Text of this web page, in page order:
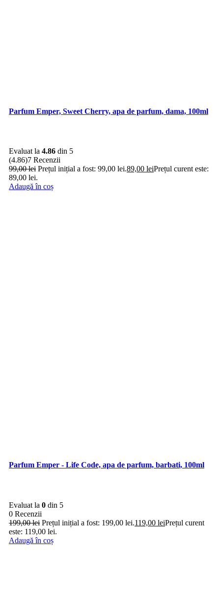
Parfum Emper, Sweet Cherry, apa de parfum, dama, 100ml
Evaluat la 4.86 din 5
(4.86)7 Recenzii
99,00lei Prețul inițial a fost: 99,00 lei.89,00 leiPrețul curent este:
89,00 lei.
Adaugă în coș
Parfum Emper - Life Code, apa de parfum, barbati, 100ml
Evaluat la 0 din 5
0 Recenzii
199,00lei Prețul inițial a fost: 199,00 lei.119,00 leiPrețul curent
este: 119,00 lei.
Adaugă în coș